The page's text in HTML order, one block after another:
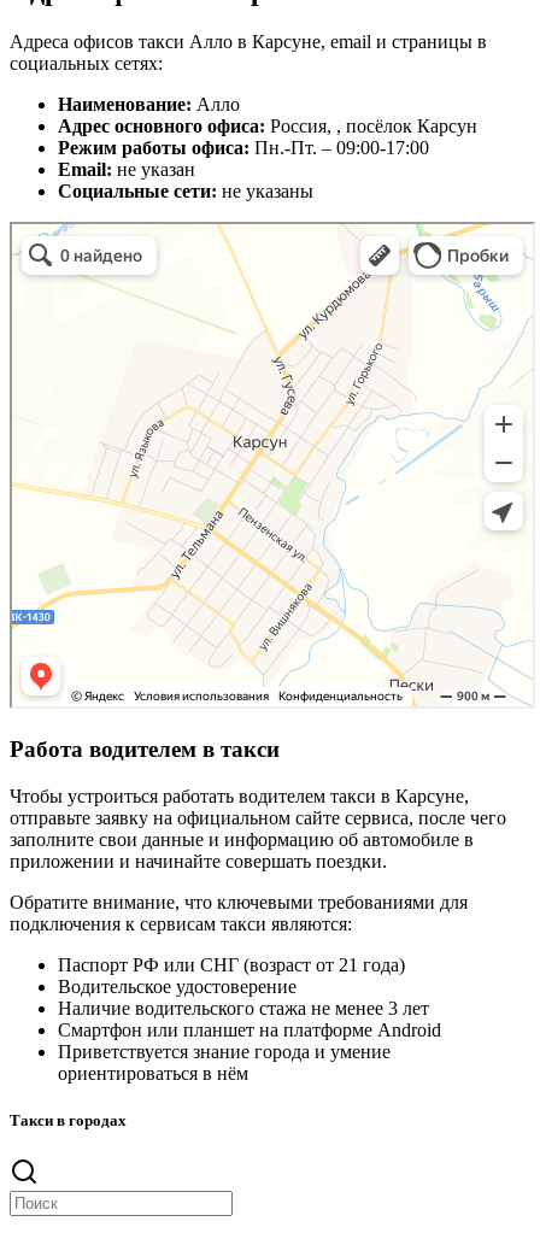
Адреса офисов такси Алло в Карсуне, email и страницы в
социальных сетях:
Наименование: Алло
Адрес основного офиса: Россия, , посёлок Карсун
Режим работы офиса: Пн.-Пт. – 09:00-17:00
Email: не указан
Социальные сети: не указаны
Работа водителем в такси
Чтобы устроиться работать водителем такси в Карсуне,
отправьте заявку на официальном сайте сервиса, после чего
заполните свои данные и информацию об автомобиле в
приложении и начинайте совершать поездки.
Обратите внимание, что ключевыми требованиями для
подключения к сервисам такси являются:
Паспорт РФ или СНГ (возраст от 21 года)
Водительское удостоверение
Наличие водительского стажа не менее 3 лет
Смартфон или планшет на платформе Android
Приветствуется знание города и умение
ориентироваться в нём
Такси в городах